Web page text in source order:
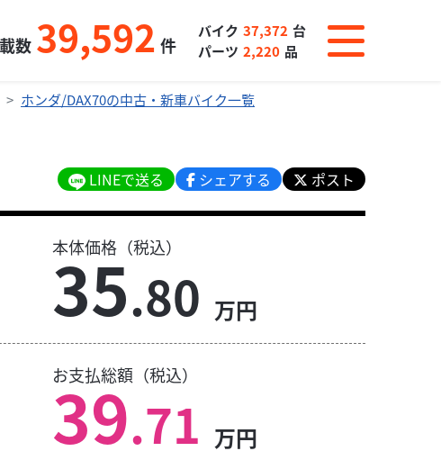
数 39,592 件
バイク 37,372 台
パーツ 2,220 品
ホンダ/DAX70の中古・新車バイク一覧
LINEで送る シェアする ポスト
本体価格（税込）
35.80 万円
お支払総額（税込）
39.71 万円